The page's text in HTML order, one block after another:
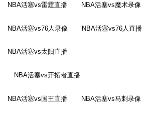
NBA活塞vs雷霆直播 NBA活塞vs魔术录像
NBA活塞vs76人录像 NBA活塞vs76人直播
NBA活塞vs太阳直播
NBA活塞vs开拓者直播
NBA活塞vs国王直播 NBA活塞vs马刺录像